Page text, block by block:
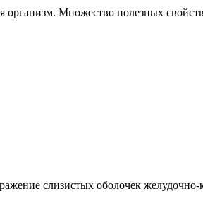
Множество полезных
слизистых оболочек желудочно-